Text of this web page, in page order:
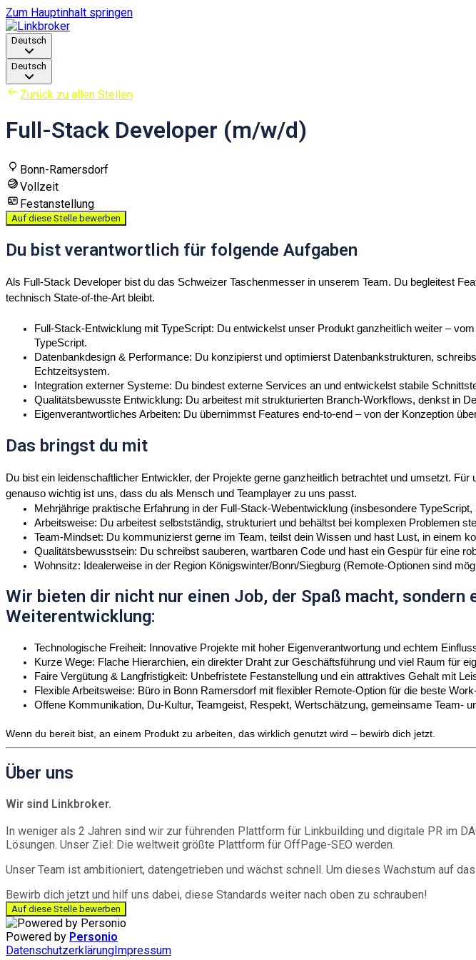
Zum Hauptinhalt springen
Deutsch
Deutsch
Zurück zu allen Stellen
Full-Stack Developer (m/w/d)
Bonn-Ramersdorf
Vollzeit
Festanstellung
Auf diese Stelle bewerben
Du bist verantwortlich für folgende Aufgaben
Als Full-Stack Developer bist du das Schweizer Taschenmesser in unserem Team. Du begleitest
technisch State-of-the-Art bleibt.
Full-Stack-Entwicklung mit TypeScript: Du entwickelst unser Produkt ganzheitlich weiter –
TypeScript.
Datenbankdesign & Performance: Du konzipierst und optimierst Datenbankstrukturen,
Echtzeitsystem.
Integration externer Systeme: Du bindest externe Services an und entwickelst stabile
Qualitätsbewusste Entwicklung: Du arbeitest mit strukturierten Branch-Workflows, denkst in
Eigenverantwortliches Arbeiten: Du übernimmst Features end-to-end – von der Konzeption
Das bringst du mit
Du bist ein leidenschaftlicher Entwickler, der Projekte gerne ganzheitlich betrachtet und umsetzt.
genauso wichtig ist uns, dass du als Mensch und Teamplayer zu uns passt.
Mehrjährige praktische Erfahrung in der Full-Stack-Webentwicklung (insbesondere TypeScript,
Arbeitsweise: Du arbeitest selbstständig, strukturiert und behältst bei komplexen Problemen
Team-Mindset: Du kommunizierst gerne im Team, teilst dein Wissen und hast Lust, in einem
Qualitätsbewusstsein: Du schreibst sauberen, wartbaren Code und hast ein Gespür für eine
Wohnsitz: Idealerweise in der Region Königswinter/Bonn/Siegburg (Remote-Optionen sind
Wir bieten dir nicht nur einen Job, der Spaß macht,
Weiterentwicklung:
Technologische Freiheit: Innovative Projekte mit hoher Eigenverantwortung und echtem
Kurze Wege: Flache Hierarchien, ein direkter Draht zur Geschäftsführung und viel Raum für
Faire Vergütung & Langfristigkeit: Unbefristete Festanstellung und ein attraktives Gehalt mit
Flexible Arbeitsweise: Büro in Bonn Ramersdorf mit flexibler Remote-Option für die beste
Offene Kommunikation, Du-Kultur, Teamgeist, Respekt, Wertschätzung, gemeinsame Team-
Wenn du bereit bist, an einem Produkt zu arbeiten, das wirklich genutzt wird – bewirb dich jetzt.
Über uns
Wir sind Linkbroker.
In weniger als 2 Jahren sind wir zur führenden Plattform für Linkbuilding und digitale PR im
Lösungen. Unser Ziel: Die weltweit größte Plattform für OffPage-SEO werden.
Unser Team ist ambitioniert, datengetrieben und wächst schnell. Um dieses Wachstum auf
Bewirb dich jetzt und hilf uns dabei, diese Standards weiter nach oben zu schrauben!
Auf diese Stelle bewerben
Powered by Personio
DatenschutzerklärungImpressum